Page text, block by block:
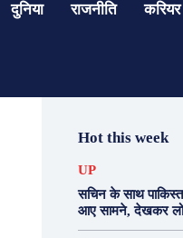
दुनिया राजनीति करियर
Hot this week
UP
सचिन के साथ
आए सामने, देखकर